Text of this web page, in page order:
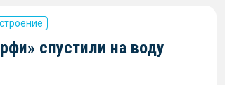
спустили на воду